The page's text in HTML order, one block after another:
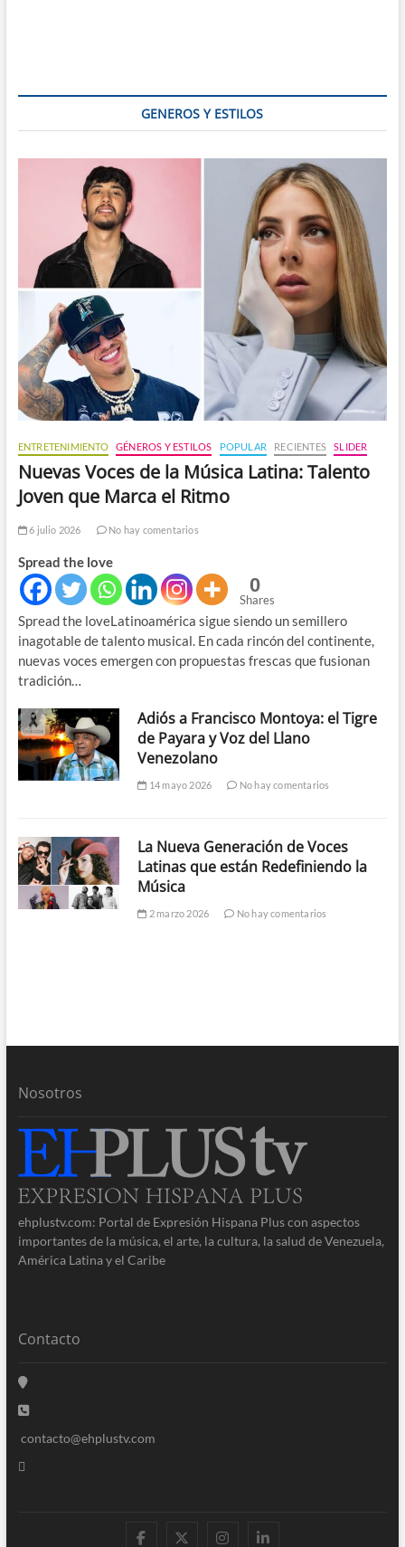
GENEROS Y ESTILOS
ENTRETENIMIENTO GÉNEROS Y ESTILOS POPULAR RECIENTES SLIDER
Nuevas Voces de la Música Latina: Talento
Joven que Marca el Ritmo
6 julio 2026 No hay comentarios
Spread the love
0
Shares
Spread the loveLatinoamérica sigue siendo un semillero
inagotable de talento musical. En cada rincón del continente,
nuevas voces emergen con propuestas frescas que fusionan
tradición…
Adiós a Francisco Montoya: el Tigre
de Payara y Voz del Llano
Venezolano
14 mayo 2026 No hay comentarios
La Nueva Generación de Voces
Latinas que están Redefiniendo la
Música
2 marzo 2026 No hay comentarios
Nosotros
ehplustv.com: Portal de Expresión Hispana Plus con aspectos
importantes de la música, el arte, la cultura, la salud de Venezuela,
América Latina y el Caribe
Contacto
contacto@ehplustv.com
facebooktwitterinstagram
linkedin